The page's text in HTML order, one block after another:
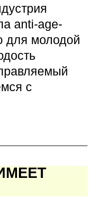
anti-age-
для молодой
с